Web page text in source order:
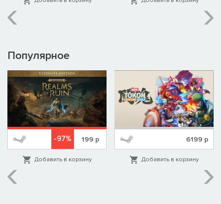
Популярное
-97% 199р
Добавить в корзину
6199 р
Добавить в корзину